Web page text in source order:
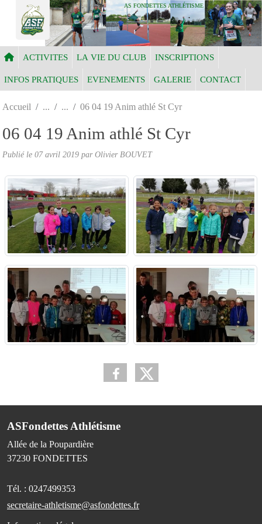
AS FONDETTES ATHLÉTISME
ACTIVITES LA VIE DU CLUB INSCRIPTIONS
INFOS PRATIQUES EVENEMENTS GALERIE CONTACT
Accueil 06 04 19 Anim athlé St Cyr
06 04 19 Anim athlé St Cyr
Publié le 07 avril 2019 par Olivier BOUVET
ASFondettes Athlétisme
Allée de la Poupardière
37230 FONDETTES
Tél. : 0247499353
secretaire-athletisme@asfondettes.fr
Panneau de gestion des cookies